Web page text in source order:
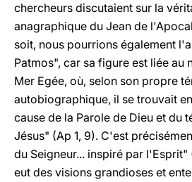
chercheurs discutaient sur la
anagraphique du Jean de
soit, nous pourrions également
Patmos", car sa figure est liée au
Mer Egée, où, selon son propre
autobiographique, il se trouvait
cause de la Parole de Dieu et du
Jésus" (Ap 1, 9). C'est
du Seigneur... inspiré par l'Esprit"
eut des visions grandioses et